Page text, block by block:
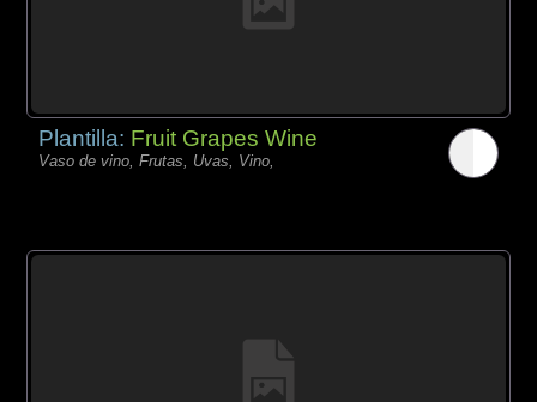
Plantilla: Fruit Grapes Wine
Vaso de vino, Frutas, Uvas, Vino,